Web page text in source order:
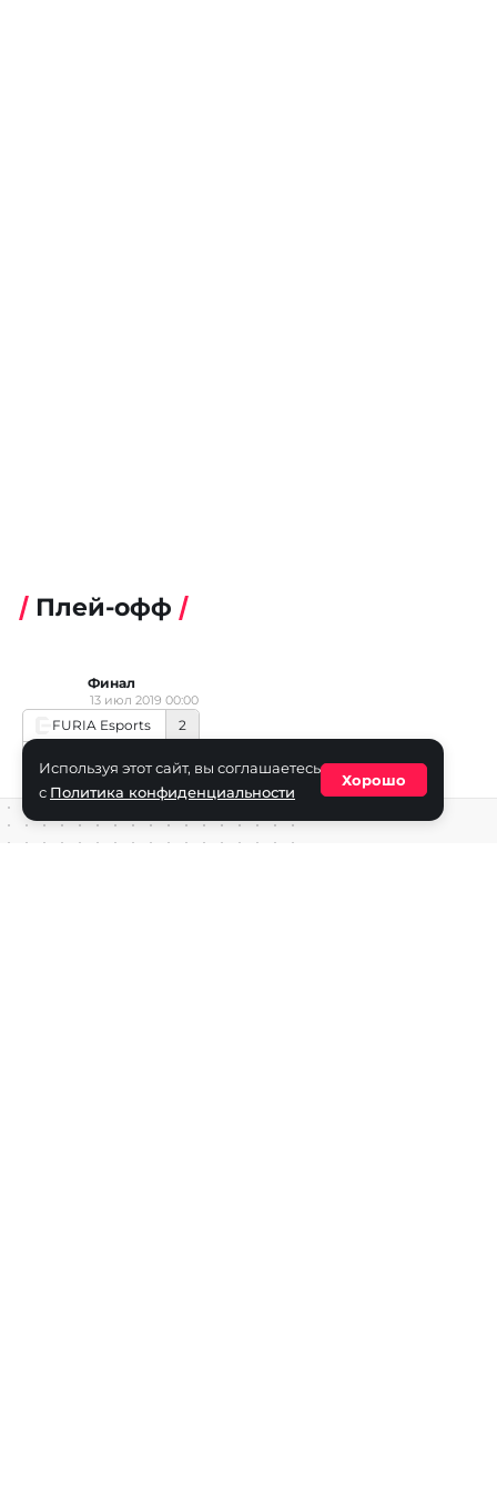
Плей-офф
FURIA Esports
2
13 июл 2019 00:00
Финал
Используя этот сайт, вы соглашаетесь
с Политика конфиденциальности
Хорошо